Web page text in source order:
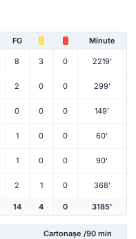
FG Minute
8 3 0 2219'
2 0 0 299'
0 0 0 149'
1 0 0 60'
1 0 0 90'
2 1 0 368'
14 4 0 3185'
Cartonașe /90 min